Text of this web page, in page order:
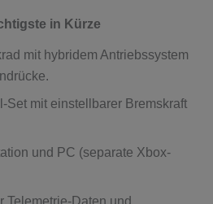
in Kürze
mit hybridem Antriebssystem
Set mit einstellbarer Bremskraft
und PC (separate Xbox-
Telemetrie-Daten und